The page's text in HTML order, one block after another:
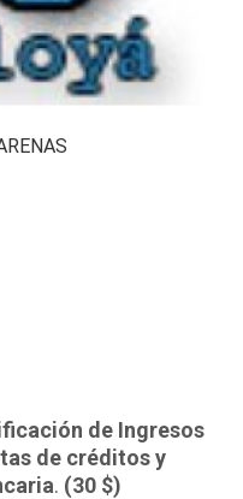
de Ingresos
de créditos y
. (30 $)